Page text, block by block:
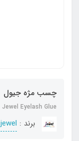
چسب مژه جیول
Jewel Eyelash Glue
برند : jewel